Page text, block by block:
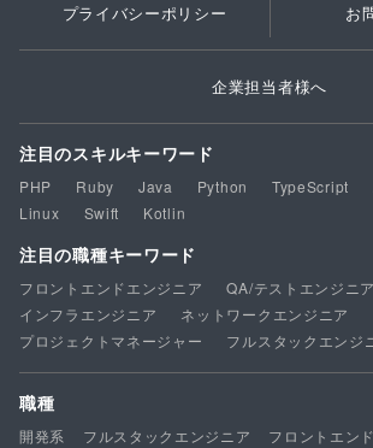
プライバシーポリシー お
企業担当者様へ
注目のスキルキーワード
PHP Ruby Java Python TypeScript
Linux
Swift Kotlin
注目の職種キーワード
フロントエンドエンジニア
QA/テストエンジニア
インフラエンジニア
ネットワークエンジニア
プロジェクトマネージャー
フルスタックエンジ
職種
開発系 フルスタックエンジニア フロントエン